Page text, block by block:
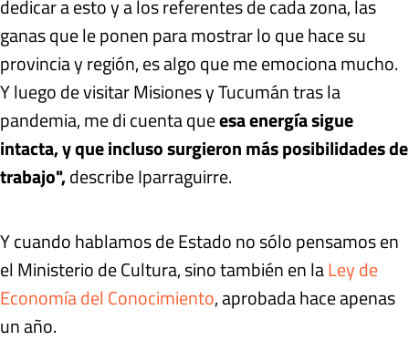
dedicar a esto y a los referentes de cada zona, las
ganas que le ponen para mostrar lo que hace su
provincia y región, es algo que me emociona mucho.
Y luego de visitar Misiones y Tucumán tras la
pandemia, me di cuenta queesa energía sigue
intacta, y que incluso surgieron más posibilidades de
trabajo",describe Iparraguirre.
Y cuando hablamos de Estado no sólo pensamos en
el Ministerio de Cultura, sino también en laLey de
Economía del Conocimiento, aprobada hace apenas
un año.